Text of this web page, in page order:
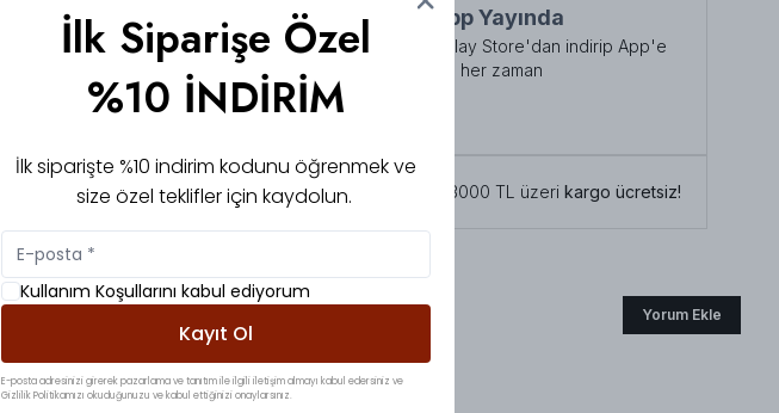
NuuWears App Yayında
App Store veya Play Store'dan indirip App'e
özel indirimlerden her zaman
faydalanabilirsiniz
Şimdi İndirin!
Tüm siparişlerde 3000 TL üzeri kargo ücretsiz!
Yorum Ekle
İlk Siparişe Özel
%10 İNDİRİM
İlk siparişte %10 indirim kodunu öğrenmek ve
size özel teklifler için kaydolun.
Kullanım Koşullarını kabul ediyorum
Kayıt Ol
E-posta adresinizi girerek pazarlama ve tanıtım ile ilgili iletişim almayı kabul edersiniz ve
Gizlilik Politikamızı okuduğunuzu ve kabul ettiğinizi onaylarsınız.